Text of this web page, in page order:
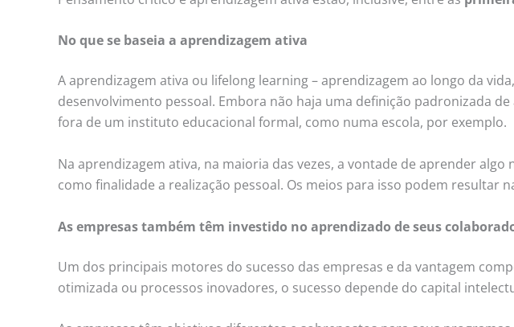
No que se baseia a aprendizagem ativa
A aprendizagem ativa ou lifelong learning – aprendizagem ao longo da
desenvolvimento pessoal. Embora não haja uma definição padronizada
fora de um instituto educacional formal, como numa escola, por exemplo.
Na aprendizagem ativa, na maioria das vezes, a vontade de aprender
como finalidade a realização pessoal. Os meios para isso podem resultar
As empresas também têm investido no aprendizado de seus
Um dos principais motores do sucesso das empresas e da vantagem
otimizada ou processos inovadores, o sucesso depende do capital